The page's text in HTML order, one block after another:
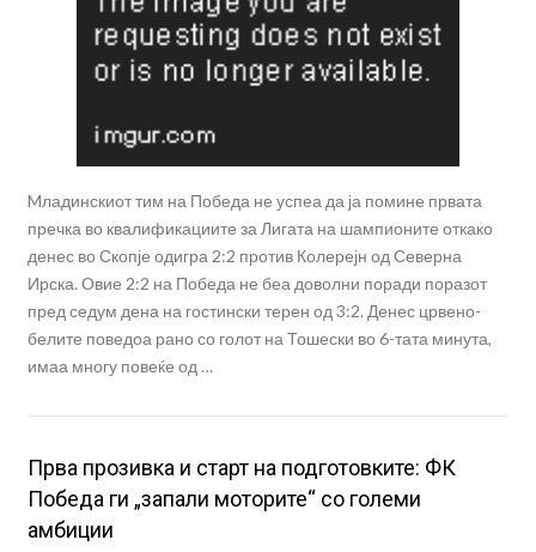
Mладинскиот тим на Победа не успеа да ја помине првата
пречка во квалификациите за Лигата на шампионите откако
денес во Скопје одигра 2:2 против Колерејн од Северна
Ирска. Овие 2:2 на Победа не беа доволни поради поразот
пред седум дена на гостински терен од 3:2. Денес црвено-
белите поведоа рано со голот на Тошески во 6-тата минута,
имаа многу повеќе од …
Прва прозивка и старт на подготовките: ФК
Победа ги „запали моторите“ со големи
амбиции